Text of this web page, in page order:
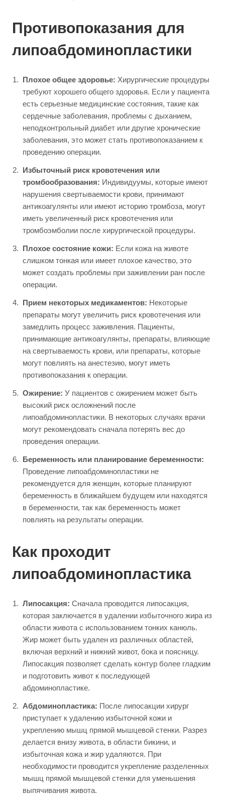
Противопоказания для
липоабдоминопластики
Плохое общее здоровье: Хирургические процедуры
требуют хорошего общего здоровья. Если у пациента
есть серьезные медицинские состояния, такие как
сердечные заболевания, проблемы с дыханием,
неподконтрольный диабет или другие хронические
заболевания, это может стать противопоказанием к
проведению операции.
Избыточный риск кровотечения или
тромбообразования: Индивидуумы, которые имеют
нарушения свертываемости крови, принимают
антикоагулянты или имеют историю тромбоза, могут
иметь увеличенный риск кровотечения или
тромбоэмболии после хирургической процедуры.
Плохое состояние кожи: Если кожа на животе
слишком тонкая или имеет плохое качество, это
может создать проблемы при заживлении ран после
операции.
Прием некоторых медикаментов: Некоторые
препараты могут увеличить риск кровотечения или
замедлить процесс заживления. Пациенты,
принимающие антикоагулянты, препараты, влияющие
на свертываемость крови, или препараты, которые
могут повлиять на анестезию, могут иметь
противопоказания к операции.
Ожирение: У пациентов с ожирением может быть
высокий риск осложнений после
липоабдоминопластики. В некоторых случаях врачи
могут рекомендовать сначала потерять вес до
проведения операции.
Беременность или планирование беременности:
Проведение липоабдоминопластики не
рекомендуется для женщин, которые планируют
беременность в ближайшем будущем или находятся
в беременности, так как беременность может
повлиять на результаты операции.
Как проходит
липоабдоминопластика
Липосакция: Сначала проводится липосакция,
которая заключается в удалении избыточного жира из
области живота с использованием тонких канюль.
Жир может быть удален из различных областей,
включая верхний и нижний живот, бока и поясницу.
Липосакция позволяет сделать контур более гладким
и подготовить живот к последующей
абдоминопластике.
Абдоминопластика: После липосакции хирург
приступает к удалению избыточной кожи и
укреплению мышц прямой мышцевой стенки. Разрез
делается внизу живота, в области бикини, и
избыточная кожа и жир удаляются. При
необходимости проводится укрепление разделенных
мышц прямой мышцевой стенки для уменьшения
выпячивания живота.